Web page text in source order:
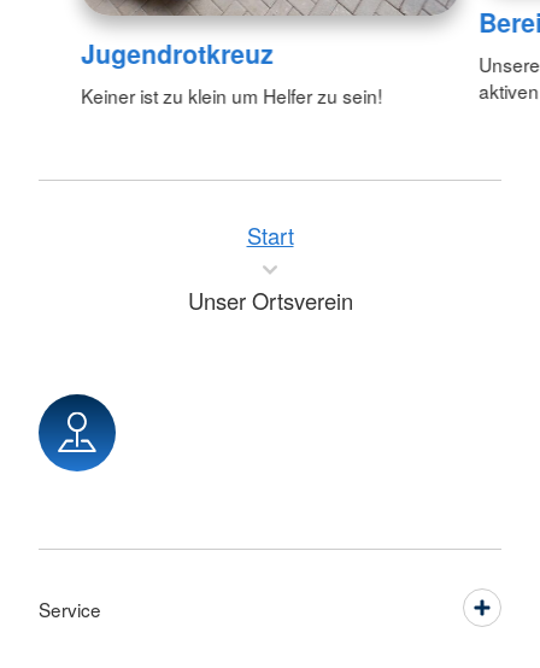
Jugendrotkreuz
Keiner ist zu klein um Helfer zu sein!
Start
Unser Ortsverein
Service